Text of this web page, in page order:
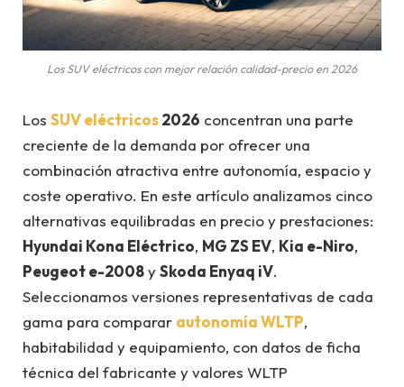
Los SUV eléctricos con mejor relación calidad-precio en 2026
Los SUV eléctricos2026 concentran una parte
creciente de la demanda por ofrecer una
combinación atractiva entre autonomía, espacio y
coste operativo. En este artículo analizamos cinco
alternativas equilibradas en precio y prestaciones:
Hyundai Kona Eléctrico, MG ZS EV, Kia e-Niro,
Peugeot e-2008ySkoda Enyaq iV.
Seleccionamos versiones representativas de cada
gama para comparar autonomía WLTP,
habitabilidad y equipamiento, con datos de ficha
técnica del fabricante y valores WLTP